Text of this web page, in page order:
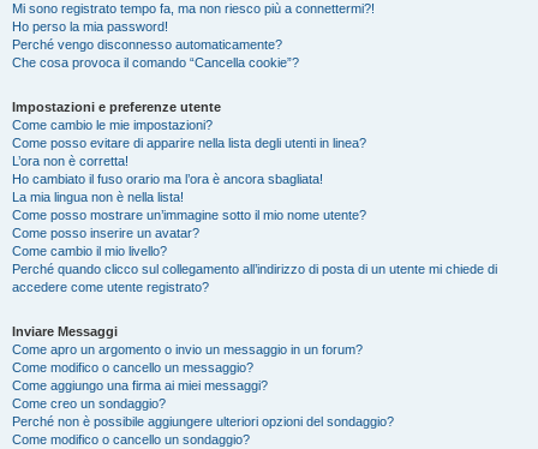
Mi sono registrato tempo fa, ma non riesco più a connettermi?!
Ho perso la mia password!
Perché vengo disconnesso automaticamente?
Che cosa provoca il comando “Cancella cookie”?
Impostazioni e preferenze utente
Come cambio le mie impostazioni?
Come posso evitare di apparire nella lista degli utenti in linea?
L’ora non è corretta!
Ho cambiato il fuso orario ma l’ora è ancora sbagliata!
La mia lingua non è nella lista!
Come posso mostrare un’immagine sotto il mio nome utente?
Come posso inserire un avatar?
Come cambio il mio livello?
Perché quando clicco sul collegamento all’indirizzo di posta di un utente mi chiede di
accedere come utente registrato?
Inviare Messaggi
Come apro un argomento o invio un messaggio in un forum?
Come modifico o cancello un messaggio?
Come aggiungo una firma ai miei messaggi?
Come creo un sondaggio?
Perché non è possibile aggiungere ulteriori opzioni del sondaggio?
Come modifico o cancello un sondaggio?